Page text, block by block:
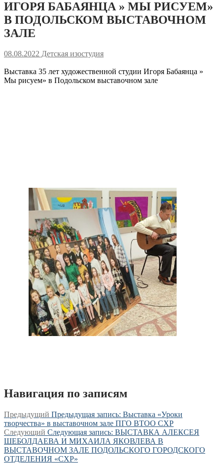
ИГОРЯ БАБАЯНЦА » МЫ РИСУЕМ»
В ПОДОЛЬСКОМ ВЫСТАВОЧНОМ
ЗАЛЕ
08.08.2022 Детская изостудия
Выставка 35 лет художественной студии Игоря Бабаянца »
Мы рисуем» в Подольском выставочном зале
Навигация по записям
Предыдущий Предыдущая запись: Выставка «Уроки
творчества» в выставочном зале ПГО ВТОО СХР
Следующий Следующая запись: ВЫСТАВКА АЛЕКСЕЯ
ШЕБОЛДАЕВА И МИХАИЛА ЯКОВЛЕВА В
ВЫСТАВОЧНОМ ЗАЛЕ ПОДОЛЬСКОГО ГОРОДСКОГО
ОТДЕЛЕНИЯ «СХР»